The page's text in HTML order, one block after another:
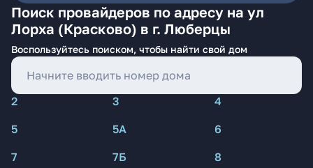
Поиск провайдеров по адресу на ул
Лорха (Красково) в г. Люберцы
Воспользуйтесь поиском, чтобы найти свой дом
2 3
4
5
5А
6
7
7Б
8